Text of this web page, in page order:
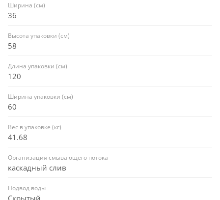
Ширина (см)
36
Высота упаковки (см)
58
Длина упаковки (см)
120
Ширина упаковки (см)
60
Вес в упаковке (кг)
41.68
Организация смывающего потока
каскадный слив
Подвод воды
Скрытый